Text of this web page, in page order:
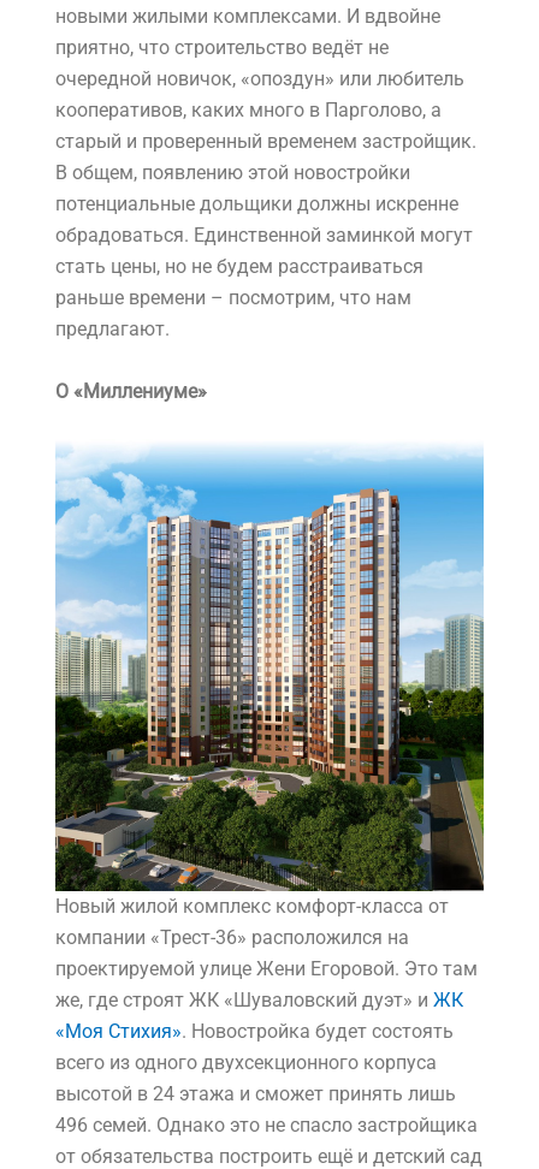
новыми жилыми комплексами. И вдвойне
приятно, что строительство ведёт не
очередной новичок, «опоздун» или любитель
кооперативов, каких много в Парголово, а
старый и проверенный временем застройщик.
В общем, появлению этой новостройки
потенциальные дольщики должны искренне
обрадоваться. Единственной заминкой могут
стать цены, но не будем расстраиваться
раньше времени – посмотрим, что нам
предлагают.
О «Миллениуме»
Новый жилой комплекс комфорт-класса от
компании «Трест-36» расположился на
проектируемой улице Жени Егоровой. Это там
же, где строят ЖК «Шуваловский дуэт» и ЖК
«Моя Стихия». Новостройка будет состоять
всего из одного двухсекционного корпуса
высотой в 24 этажа и сможет принять лишь
496 семей. Однако это не спасло застройщика
от обязательства построить ещё и детский сад